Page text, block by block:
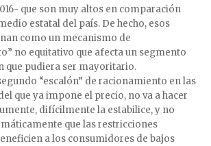
que son muy altos en comparación
estatal del país. De hecho, esos
como un mecanismo de
no equitativo que afecta un segmento
que pudiera ser mayoritario.
“escalón” de racionamiento en las
que ya impone el precio, no va a hacer
difícilmente la estabilice, y no
que las restricciones
a los consumidores de bajos